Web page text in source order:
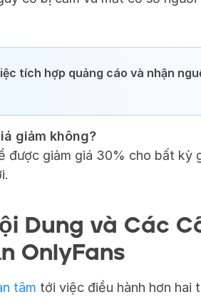
tích hợp quảng cáo và nhận
giảm không?
được giảm giá 30% cho bất kỳ
Dung và Các
OnlyFans
tâm tới việc điều hành hơn hai